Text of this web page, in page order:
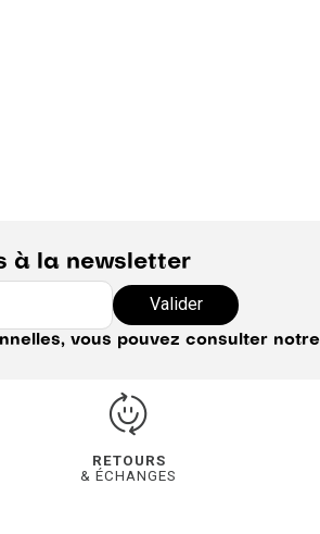
à la newsletter
Valider
vous pouvez consulter notre
RETOURS
& ÉCHANGES